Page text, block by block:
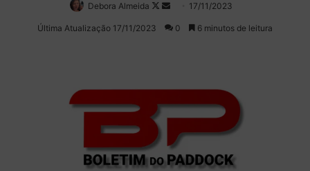
Debora Almeida
Follow
on
Mande
um
17/11/2023
Última Atualização 17/11/2023 0 6 minutos de leitura